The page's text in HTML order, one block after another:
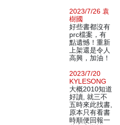
2023/7/26 袁
樹國
好些書都沒有
prc檔案，有
點遺憾！重新
上架還是令人
高興，加油！
2023/7/20
KYLESONG
大概2010知道
好讀, 就三不
五時來此找書,
原本只有看書
時順便回報一